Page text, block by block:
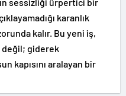
karanlık
kalır. Bu yeni iş,
değil; giderek
kapısını aralayan bir